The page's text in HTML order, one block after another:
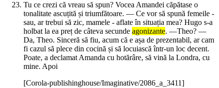
Tu ce crezi că vreau să spun? Vocea Amandei căpătase o
tonalitate ascuțită și triumfătoare. — Ce vor să spună femeile -
sau, ar trebui să zic, mamele - aflate în situația mea? Hugo s-a
holbat la ea preț de câteva secunde agonizante. —Theo? —
Da, Theo. Sinceră să fiu, acum că e așa de prezentabil, ar cam
fi cazul să plece din cocină și să locuiască într-un loc decent.
Poate, a declamat Amanda cu hotărâre, să vină la Londra, cu
mine. Apoi
[Corola-publishinghouse/Imaginative/2086_a_3411]